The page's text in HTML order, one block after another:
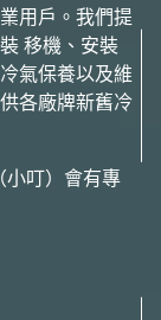
用戶。我們提
移機、安裝
氣保養以及維
各廠牌新舊冷
小叮）會有專